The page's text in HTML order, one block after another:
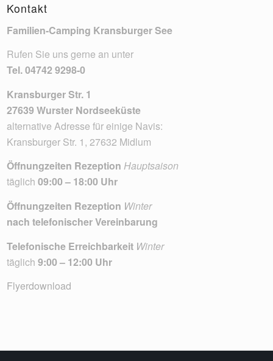
Kontakt
Familien-Camping Kransburger See
Rufen Sie uns gerne an unter
Tel.04742 9298-0
Kransburger Str. 1
27639 Wurster Nordseeküste
alternative Adresse für einige Navis:
Kransburger Str. 1, 27632 Midlum
Öffnungzeiten RezeptionHauptsaison
täglich 09:00 – 18:00 Uhr
Öffnungzeiten Rezeption Winter
nach telefonischer Vereinbarung
Telefonische Erreichbarkeit Winter
täglich 9:00 – 12:00 Uhr
Flyerdownload